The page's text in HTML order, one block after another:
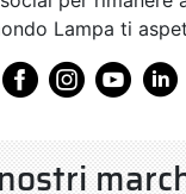
Lampa ti